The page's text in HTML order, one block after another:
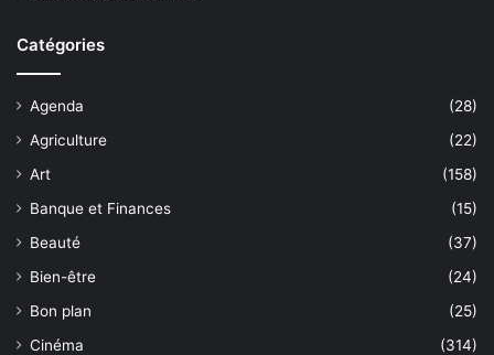
Catégories
Agenda
(28)
Agriculture
(22)
Art
(158)
Banque et Finances
(15)
Beauté
(37)
Bien-être
(24)
Bon plan
(25)
Cinéma
(314)